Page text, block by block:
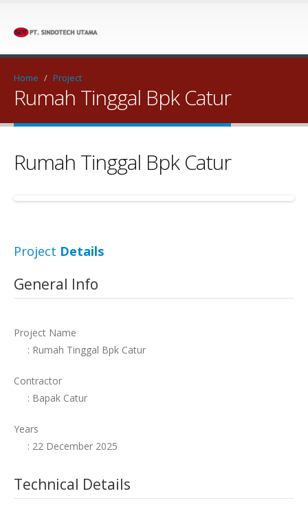
Home / Project
Rumah Tinggal Bpk Catur
Rumah Tinggal Bpk Catur
Project Details
General Info
Project Name
: Rumah Tinggal Bpk Catur
Contractor
: Bapak Catur
Years
: 22 December 2025
Technical Details